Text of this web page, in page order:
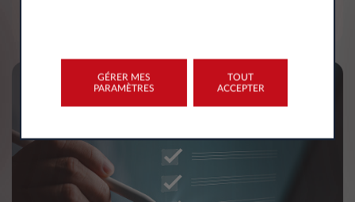
GÉRER MES
PARAMÈTRES
TOUT
ACCEPTER